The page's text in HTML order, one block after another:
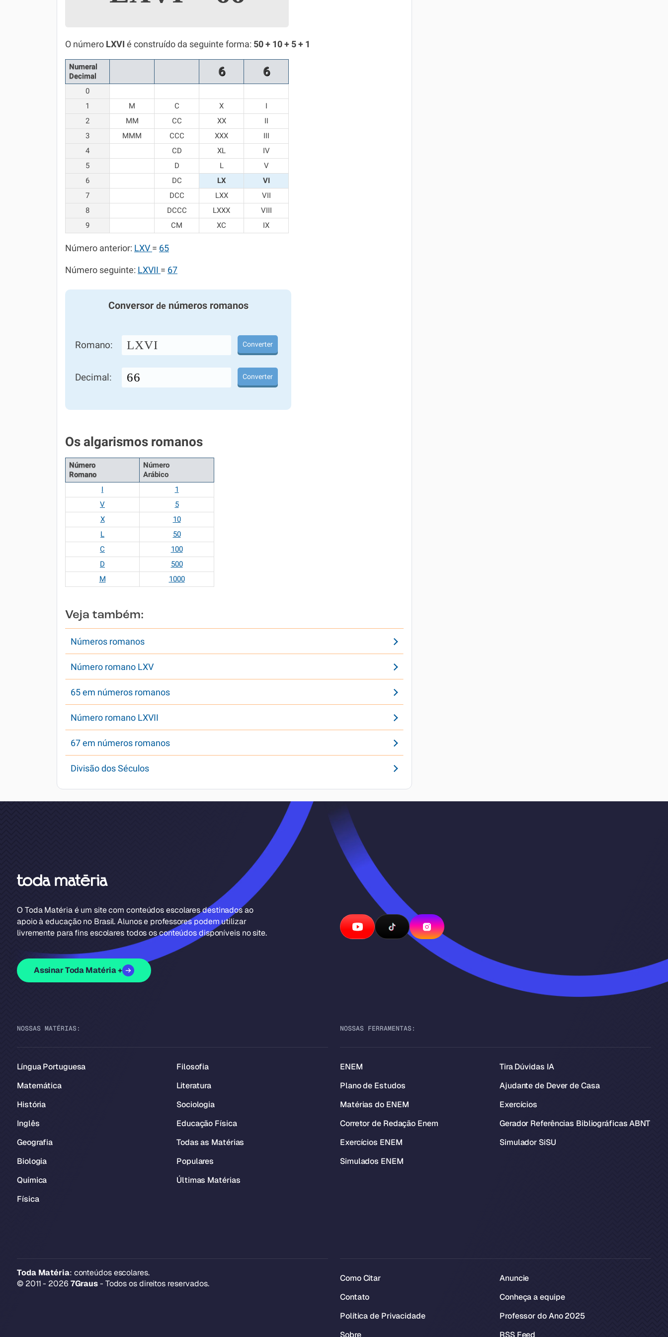
Química
Todos os Exercícios
O número LXVI é construído da seguinte forma: 50 + 10 + 5 + 1
Numeral
Decimal
6 6
0
1
M C X
I
2
MM CC XX
II
3
MMM CCC XXX
III
4
CD XL
IV
5
D L
V
6
DC LX
VI
7
DCC LXX
VII
8
DCCC LXXX
VIII
9
CM XC IX
Número anterior: LXV = 65
Número seguinte: LXVII = 67
Conversor denúmeros romanos
Romano: LXVI Converter
Decimal: Converter
Os algarismos romanos
Número
Romano
Número
Arábico
I
1
V
5
X
10
L
50
C
100
D
500
M
1000
Veja também:
Números romanos
Número romano LXV
65 em números romanos
Número romano LXVII
67 em números romanos
Divisão dos Séculos
O Toda Matéria é um site com conteúdos escolares destinados ao
apoio à educação no Brasil. Alunos e professores podem utilizar
livremente para fins escolares todos os conteúdos disponíveis no site.
Assinar Toda Matéria +
NOSSAS MATÉRIAS:
Língua Portuguesa
Matemática
História
Inglês
Geografia
Biologia
Química
Física
Filosofia
Literatura
Sociologia
Educação Física
Todas as Matérias
Populares
Últimas Matérias
NOSSAS FERRAMENTAS:
ENEM
Plano de Estudos
Matérias do ENEM
Corretor de Redação Enem
Exercícios ENEM
Simulados ENEM
Tira Dúvidas IA
Ajudante de Dever de Casa
Exercícios
Gerador Referências Bibliográficas ABNT
Simulador SiSU
Toda Matéria: conteúdos escolares.
© 2011 - 2026 7Graus- Todos os direitos reservados.
Como Citar
Contato
Política de Privacidade
Sobre
Anuncie
Conheça a equipe
Professor do Ano 2025
RSS Feed